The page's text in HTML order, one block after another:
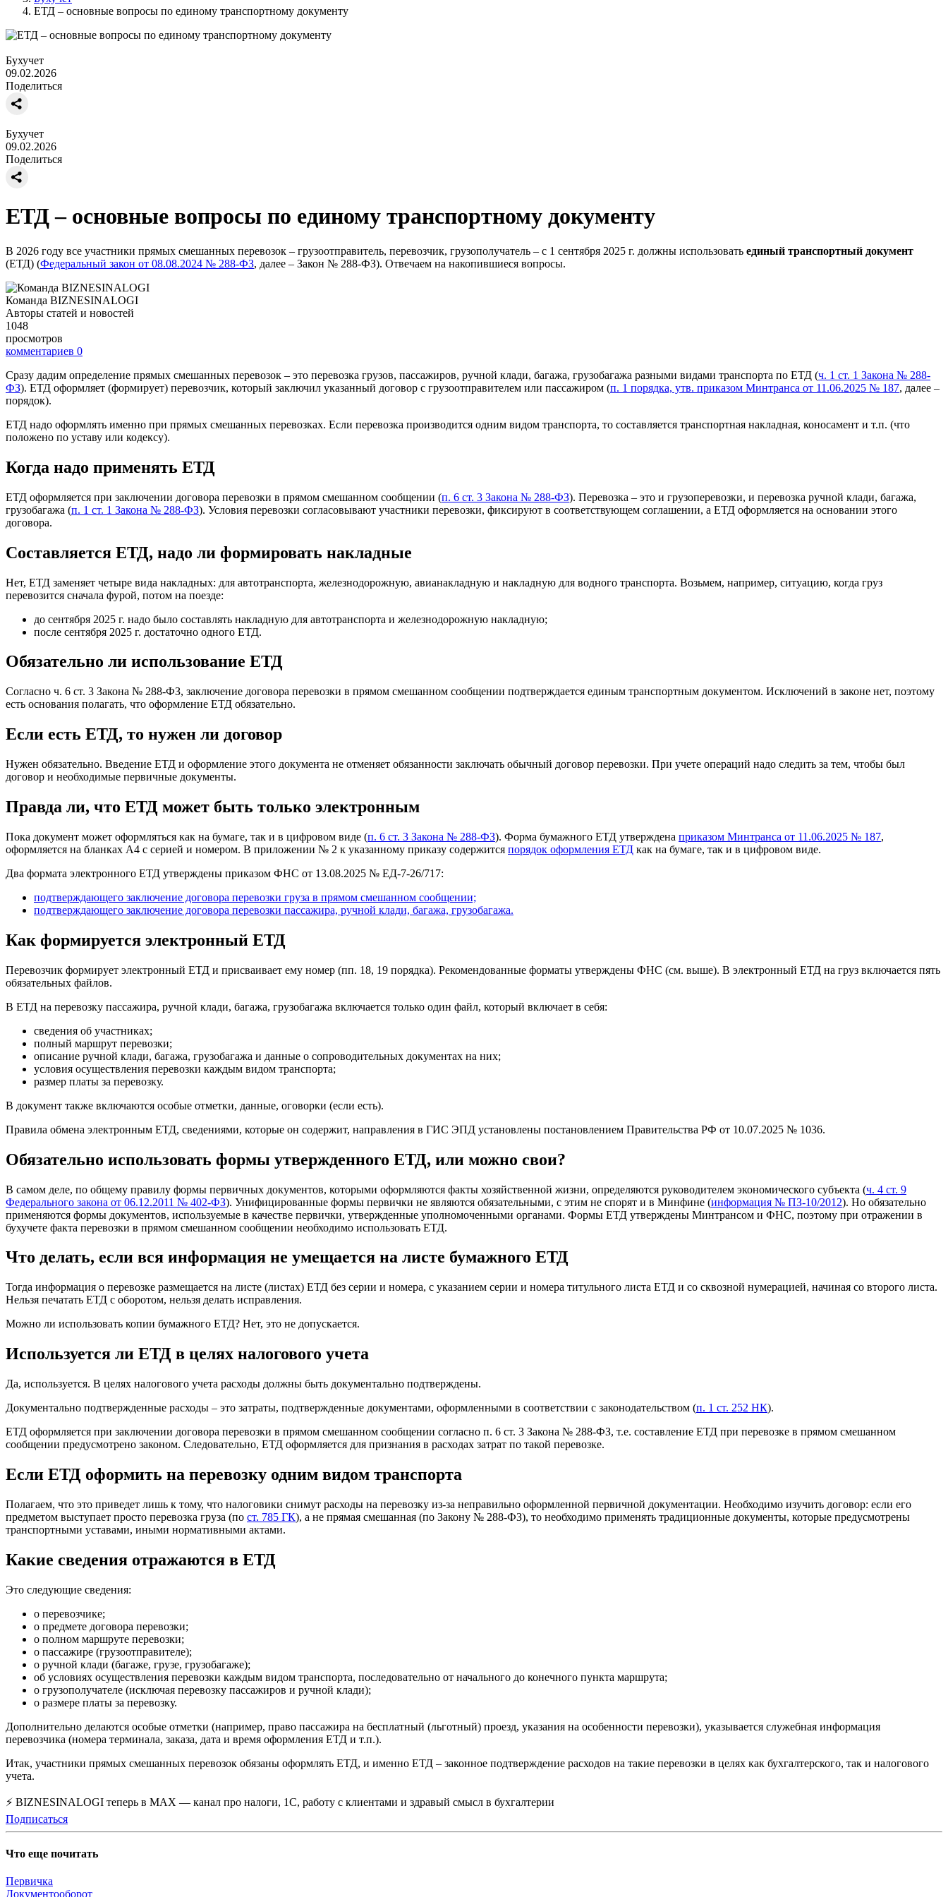
ЕТД – основные вопросы по единому транспортному документу
Бухучет
09.02.2026
Поделиться
Бухучет
09.02.2026
Поделиться
ЕТД – основные вопросы по единому транспортному документу
В 2026 году все участники прямых смешанных перевозок – грузоотправитель, перевозчик, грузополучатель – с 1 сентября 2025 г. должны использовать единый транспортный документ
(ЕТД) (Федеральный закон от 08.08.2024 № 288-ФЗ, далее – Закон № 288-ФЗ). Отвечаем на накопившиеся вопросы.
Команда BIZNESINALOGI
Авторы статей и новостей
1048
просмотров
комментариев 0
Сразу дадим определение прямых смешанных перевозок – это перевозка грузов, пассажиров, ручной клади, багажа, грузобагажа разными видами транспорта по ЕТД (ч. 1 ст. 1 Закона № 288-
ФЗ). ЕТД оформляет (формирует) перевозчик, который заключил указанный договор с грузоотправителем или пассажиром (п. 1 порядка, утв. приказом Минтранса от 11.06.2025 № 187, далее –
порядок).
ЕТД надо оформлять именно при прямых смешанных перевозках. Если перевозка производится одним видом транспорта, то составляется транспортная накладная, коносамент и т.п. (что
положено по уставу или кодексу).
Когда надо применять ЕТД
ЕТД оформляется при заключении договора перевозки в прямом смешанном сообщении (п. 6 ст. 3 Закона № 288-ФЗ). Перевозка – это и грузоперевозки, и перевозка ручной клади, багажа,
грузобагажа (п. 1 ст. 1 Закона № 288-ФЗ). Условия перевозки согласовывают участники перевозки, фиксируют в соответствующем соглашении, а ЕТД оформляется на основании этого
договора.
Составляется ЕТД, надо ли формировать накладные
Нет, ЕТД заменяет четыре вида накладных: для автотранспорта, железнодорожную, авианакладную и накладную для водного транспорта. Возьмем, например, ситуацию, когда груз
перевозится сначала фурой, потом на поезде:
до сентября 2025 г. надо было составлять накладную для автотранспорта и железнодорожную накладную;
после сентября 2025 г. достаточно одного ЕТД.
Обязательно ли использование ЕТД
Согласно ч. 6 ст. 3 Закона № 288-ФЗ, заключение договора перевозки в прямом смешанном сообщении подтверждается единым транспортным документом. Исключений в законе нет, поэтому
есть основания полагать, что оформление ЕТД обязательно.
Если есть ЕТД, то нужен ли договор
Нужен обязательно. Введение ЕТД и оформление этого документа не отменяет обязанности заключать обычный договор перевозки. При учете операций надо следить за тем, чтобы был
договор и необходимые первичные документы.
Правда ли, что ЕТД может быть только электронным
Пока документ может оформляться как на бумаге, так и в цифровом виде (п. 6 ст. 3 Закона № 288-ФЗ). Форма бумажного ЕТД утверждена приказом Минтранса от 11.06.2025 № 187,
оформляется на бланках A4 с серией и номером. В приложении № 2 к указанному приказу содержится порядок оформления ЕТД как на бумаге, так и в цифровом виде.
Два формата электронного ЕТД утверждены приказом ФНС от 13.08.2025 № ЕД-7-26/717:
подтверждающего заключение договора перевозки груза в прямом смешанном сообщении;
подтверждающего заключение договора перевозки пассажира, ручной клади, багажа, грузобагажа.
Как формируется электронный ЕТД
Перевозчик формирует электронный ЕТД и присваивает ему номер (пп. 18, 19 порядка). Рекомендованные форматы утверждены ФНС (см. выше). В электронный ЕТД на груз включается пять
обязательных файлов.
В ЕТД на перевозку пассажира, ручной клади, багажа, грузобагажа включается только один файл, который включает в себя:
сведения об участниках;
полный маршрут перевозки;
описание ручной клади, багажа, грузобагажа и данные о сопроводительных документах на них;
условия осуществления перевозки каждым видом транспорта;
размер платы за перевозку.
В документ также включаются особые отметки, данные, оговорки (если есть).
Правила обмена электронным ЕТД, сведениями, которые он содержит, направления в ГИС ЭПД установлены постановлением Правительства РФ от 10.07.2025 № 1036.
Обязательно использовать формы утвержденного ЕТД, или можно свои?
В самом деле, по общему правилу формы первичных документов, которыми оформляются факты хозяйственной жизни, определяются руководителем экономического субъекта (ч. 4 ст. 9
Федерального закона от 06.12.2011 № 402-ФЗ). Унифицированные формы первички не являются обязательными, с этим не спорят и в Минфине (информация № ПЗ-10/2012). Но обязательно
применяются формы документов, используемые в качестве первички, утвержденные уполномоченными органами. Формы ЕТД утверждены Минтрансом и ФНС, поэтому при отражении в
бухучете факта перевозки в прямом смешанном сообщении необходимо использовать ЕТД.
Что делать, если вся информация не умещается на листе бумажного ЕТД
Тогда информация о перевозке размещается на листе (листах) ЕТД без серии и номера, с указанием серии и номера титульного листа ЕТД и со сквозной нумерацией, начиная со второго листа.
Нельзя печатать ЕТД с оборотом, нельзя делать исправления.
Можно ли использовать копии бумажного ЕТД? Нет, это не допускается.
Используется ли ЕТД в целях налогового учета
Да, используется. В целях налогового учета расходы должны быть документально подтверждены.
Документально подтвержденные расходы – это затраты, подтвержденные документами, оформленными в соответствии с законодательством (п. 1 ст. 252 НК).
ЕТД оформляется при заключении договора перевозки в прямом смешанном сообщении согласно п. 6 ст. 3 Закона № 288-ФЗ, т.е. составление ЕТД при перевозке в прямом смешанном
сообщении предусмотрено законом. Следовательно, ЕТД оформляется для признания в расходах затрат по такой перевозке.
Если ЕТД оформить на перевозку одним видом транспорта
Полагаем, что это приведет лишь к тому, что налоговики снимут расходы на перевозку из-за неправильно оформленной первичной документации. Необходимо изучить договор: если его
предметом выступает просто перевозка груза (по ст. 785 ГК), а не прямая смешанная (по Закону № 288-ФЗ), то необходимо применять традиционные документы, которые предусмотрены
транспортными уставами, иными нормативными актами.
Какие сведения отражаются в ЕТД
Это следующие сведения:
о перевозчике;
о предмете договора перевозки;
о полном маршруте перевозки;
о пассажире (грузоотправителе);
о ручной клади (багаже, грузе, грузобагаже);
об условиях осуществления перевозки каждым видом транспорта, последовательно от начального до конечного пункта маршрута;
о грузополучателе (исключая перевозку пассажиров и ручной клади);
о размере платы за перевозку.
Дополнительно делаются особые отметки (например, право пассажира на бесплатный (льготный) проезд, указания на особенности перевозки), указывается служебная информация
перевозчика (номера терминала, заказа, дата и время оформления ЕТД и т.п.).
Итак, участники прямых смешанных перевозок обязаны оформлять ЕТД, и именно ЕТД – законное подтверждение расходов на такие перевозки в целях как бухгалтерского, так и налогового
учета.
⚡ BIZNESINALOGI теперь в MAX — канал про налоги, 1С, работу с клиентами и здравый смысл в бухгалтерии
Подписаться
Что еще почитать
Первичка
Документооборот